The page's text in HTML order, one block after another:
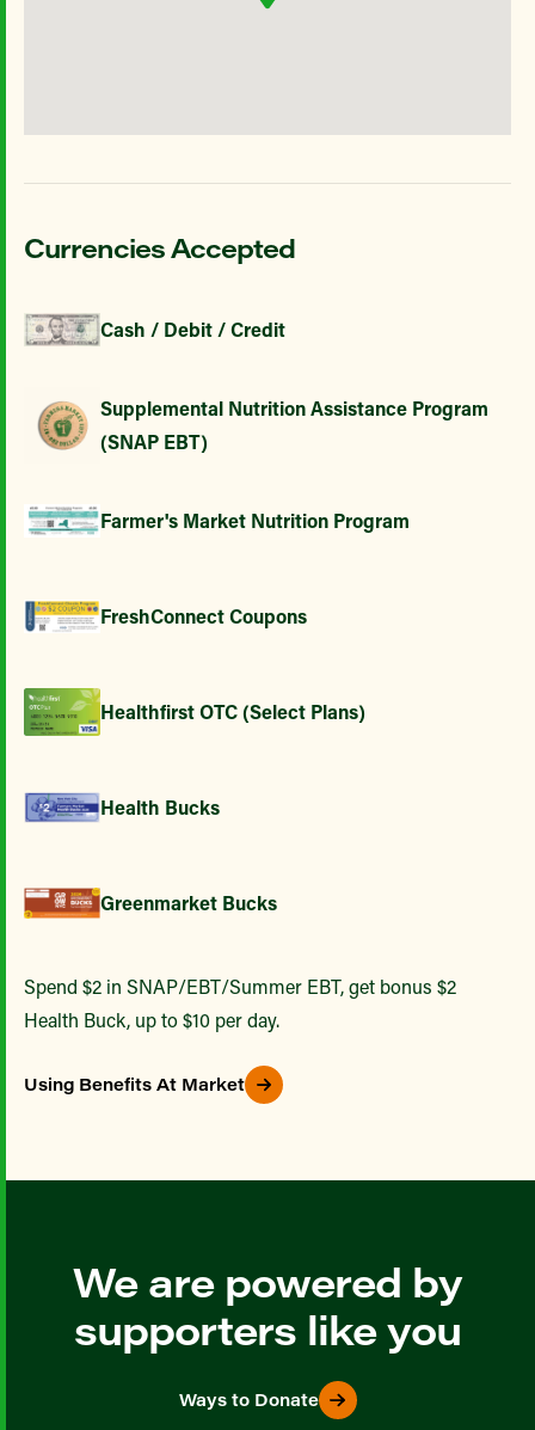
Currencies Accepted
Cash / Debit / Credit
Supplemental Nutrition Assistance Program
(SNAP EBT)
Farmer's Market Nutrition Program
FreshConnect Coupons
Healthfirst OTC (Select Plans)
Health Bucks
Greenmarket Bucks
Spend $2 in SNAP/EBT/Summer EBT, get bonus $2
Health Buck, up to $10 per day.
Using Benefits At Market
We are powered by
supporters like you
Ways to Donate